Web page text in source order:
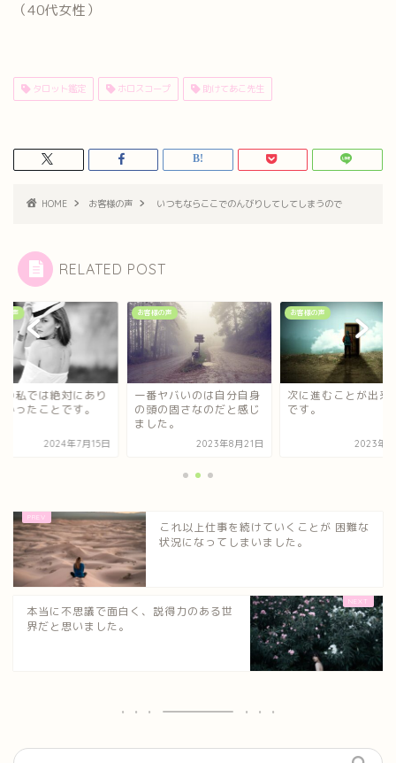
（40代女性）
タロット鑑定 ホロスコープ 助けてあこ先生
HOME お客様の声 いつもならここでのんびりしてしてしまうので
RELATED POST
の声
の私では絶対にあり
ったことです。
2024年7月15日
お客様の声
一番ヤバいのは自分自身
の頭の固さなのだと感じ
ました。
2023年8月21日
お客様の声
次に進むことが出来
です。
2023年5
これ以上仕事を続けていくことが 困難な
状況になってしまいました。
本当に不思議で面白く、説得力のある世
界だと思いました。